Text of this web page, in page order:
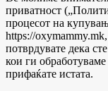
приватност
процесот на
https://
потврдувате дека
кои ги
прифаќате истата.